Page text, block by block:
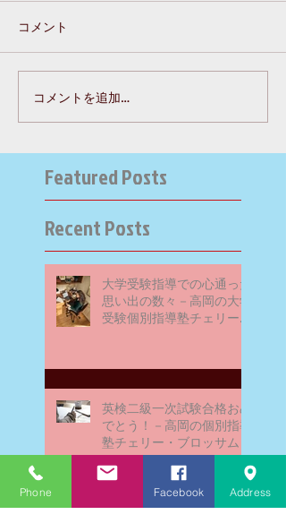
コメント
コメントを追加…
Featured Posts
Recent Posts
大学受験指導での心通った
思い出の数々－高岡の大学
受験個別指導塾チェリー・
英検二級一次試験合格おめ
でとう！－高岡の個別指導
塾チェリー・ブロッサム
文学にできること、強いて
Phone Facebook Address